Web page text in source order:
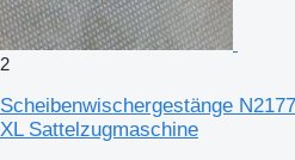
2
Scheibenwischergestänge
XL Sattelzugmaschine